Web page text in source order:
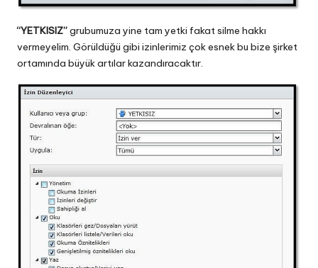
“YETKISIZ”grubumuza yine tam yetki fakat silme hakkı
vermeyelim. Görüldüğü gibi izinlerimiz çok esnek bu bize şirket
ortamında büyük artılar kazandıracaktır.